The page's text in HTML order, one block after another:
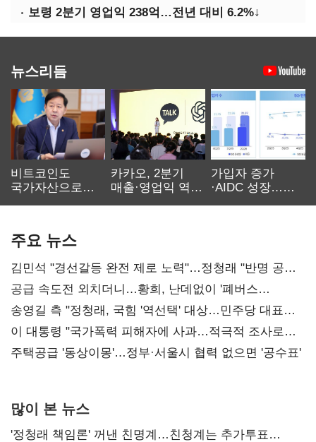
보령 2분기 영업익 238억…전년 대비 6.2%↓
뉴스리듬
비트코인도
국가자산으로…'
카카오, 2분기
매출·영업익 역대
가입자 증가
·AIDC 성장…
주요 뉴스
김민석 "경선갈등 완전 제로 노력"…정청래 "반명 공세
사과부터"
공급 속도전 외치더니…황희, 난데없이 '폐버스
리모델링' 제안
송영길 측 "정청래, 국힘 '역선택' 대상…민주당 대표로
총선 지휘 못해"
이 대통령 "국가폭력 피해자에 사과…적극적 조사로
진실 밝혀야"
주택공급 '동상이몽'…정부·서울시 협력 없으면 '공수표'
많이 본 뉴스
'정청래 책임론' 꺼낸 친명계…친청계는 추가투표